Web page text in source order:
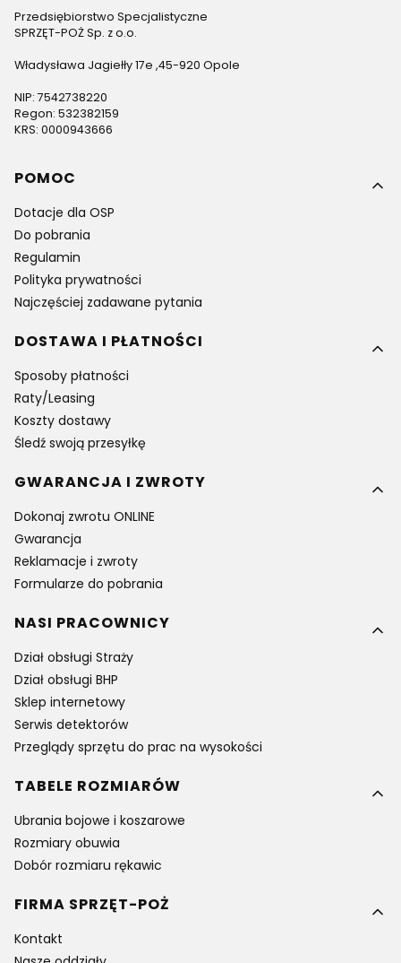
Przedsiębiorstwo Specjalistyczne
SPRZĘT-POŻ Sp. z o.o.
Władysława Jagiełły 17e ,45-920 Opole
NIP: 7542738220
Regon: 532382159
KRS: 0000943666
Linki w stopce
POMOC
Dotacje dla OSP
Do pobrania
Regulamin
Polityka prywatności
Najczęściej zadawane pytania
DOSTAWA I PŁATNOŚCI
Sposoby płatności
Raty/Leasing
Koszty dostawy
Śledź swoją przesyłkę
GWARANCJA I ZWROTY
Dokonaj zwrotu ONLINE
Gwarancja
Reklamacje i zwroty
Formularze do pobrania
NASI PRACOWNICY
Dział obsługi Straży
Dział obsługi BHP
Sklep internetowy
Serwis detektorów
Przeglądy sprzętu do prac na wysokości
TABELE ROZMIARÓW
Ubrania bojowe i koszarowe
Rozmiary obuwia
Dobór rozmiaru rękawic
FIRMA SPRZĘT-POŻ
Kontakt